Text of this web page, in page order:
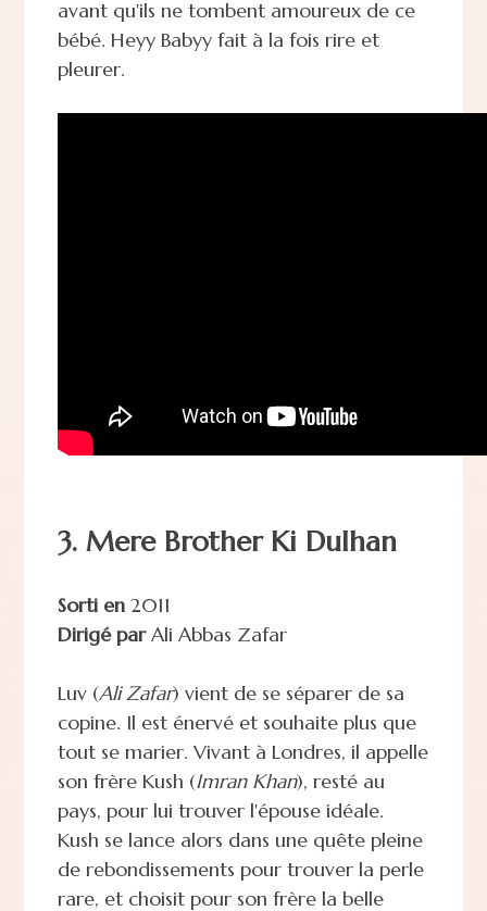
avant qu'ils ne tombent amoureux de ce
bébé. Heyy Babyy fait à la fois rire et
pleurer.
3. Mere Brother Ki Dulhan
Sorti en2011
Dirigé parAli Abbas Zafar
Luv (Ali Zafar) vient de se séparer de sa
copine. Il est énervé et souhaite plus que
tout se marier. Vivant à Londres, il appelle
son frère Kush (Imran Khan), resté au
pays, pour lui trouver l'épouse idéale.
Kush se lance alors dans une quête pleine
de rebondissements pour trouver la perle
rare, et choisit pour son frère la belle